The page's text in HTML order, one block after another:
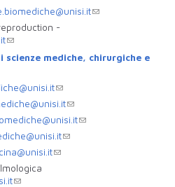
-
mediche, chirurgiche e